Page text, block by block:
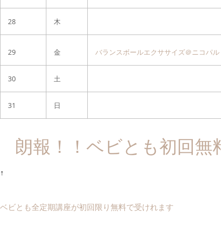
28 木
29 金 バランスボールエクササイズ＠ニコパル
30 土
31 日
朗報！！ベビとも初回無
↑
ベビとも全定期講座が初回限り無料で受けれます